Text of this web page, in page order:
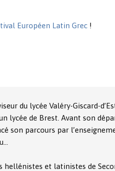
Européen Latin Grec !
du lycée Valéry-Giscard-
lycée de Brest. Avant son
son parcours par
hellénistes et latinistes de